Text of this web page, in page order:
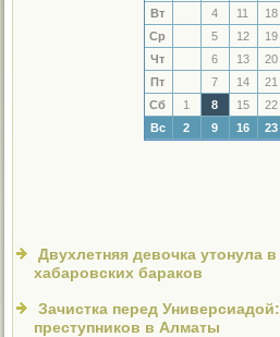
Вт
4 11 18
Ср
5 12 19
Чт
6 13 20
Пт
7 14 21
Сб
1 8 15 22
Вс
2 9 16 23
Двухлетняя девочка утонула
хабаровских бараков
Зачистка перед
преступников в Алматы